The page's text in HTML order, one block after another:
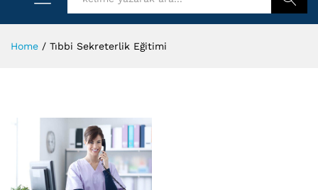
Home / Tıbbi Sekreterlik Eğitimi